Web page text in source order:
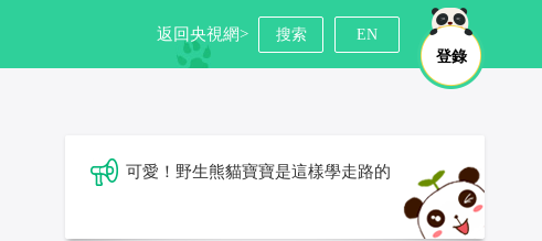
登錄
返回央視網> 搜索 EN
可愛！野生熊貓寶寶是這樣學走路的